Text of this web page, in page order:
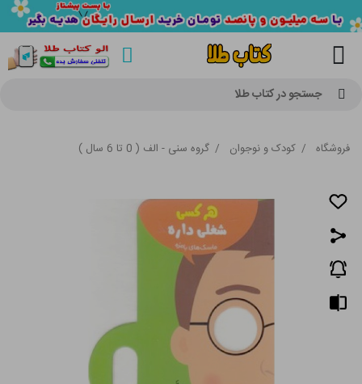
جستجو در کتاب طلا
فروشگاه / کودک و نوجوان / گروه سنی - الف ( 0 تا 6 سال )